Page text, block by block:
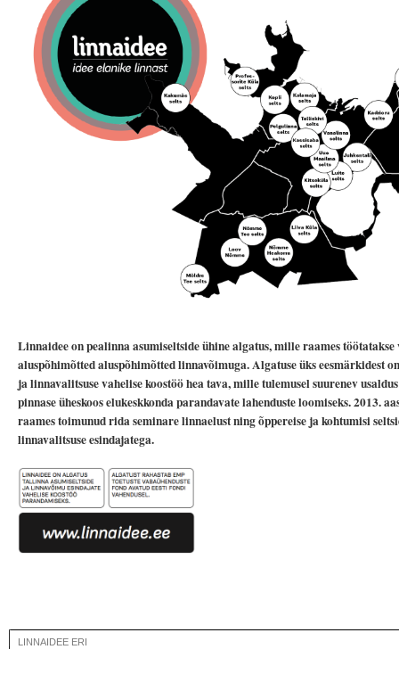
Linnaidee on pealinna asumiseltside ühine algatus, mille raames
aluspõhimõtted aluspõhimõtted linnavõimuga. Algatuse üks eesmärkidest
ja linnavalitsuse vahelise koostöö hea tava, mille tulemusel suurenev
pinnase üheskoos elukeskkonda parandavate lahenduste loomiseks. 2013.
raames toimunud rida seminare linnaelust ning õppereise ja kohtumisi
linnavalitsuse esindajatega.
LINNAIDEE ERI